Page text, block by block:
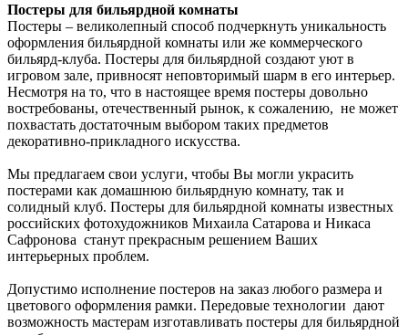
Постеры для бильярдной комнаты
Постеры – великолепный способ подчеркнуть уникальность
оформления бильярдной комнаты или же коммерческого
бильярд-клуба. Постеры для бильярдной создают уют в
игровом зале, привносят неповторимый шарм в его интерьер.
Несмотря на то, что в настоящее время постеры довольно
востребованы, отечественный рынок, к сожалению, не может
похвастать достаточным выбором таких предметов
декоративно-прикладного искусства.
Мы предлагаем свои услуги, чтобы Вы могли украсить
постерами как домашнюю бильярдную комнату, так и
солидный клуб. Постеры для бильярдной комнаты известных
российских фотохудожников Михаила Сатарова и Никаса
Сафронова станут прекрасным решением Ваших
интерьерных проблем.
Допустимо исполнение постеров на заказ любого размера и
цветового оформления рамки. Передовые технологии дают
возможность мастерам изготавливать постеры для бильярдной